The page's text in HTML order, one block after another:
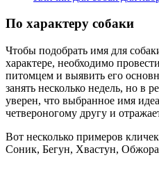
По характеру собаки
Чтобы подобрать имя для
характере, необходимо
питомцем и выявить его
занять несколько недель, но в
уверен, что выбранное имя
четвероногому другу и
Вот несколько примеров
Соник, Бегун, Хвастун,